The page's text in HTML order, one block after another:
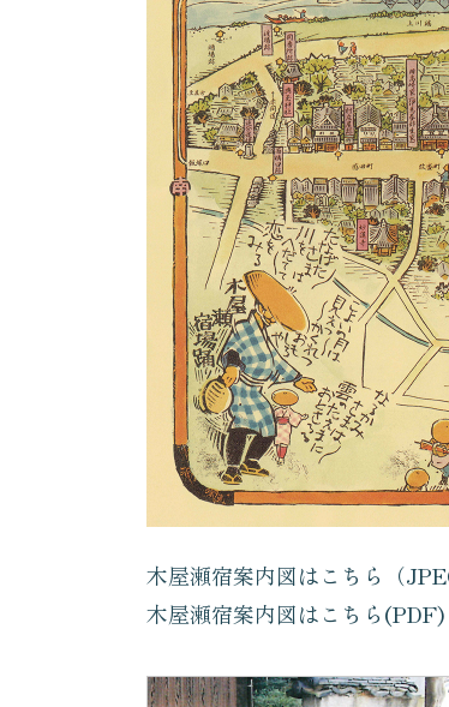
木屋瀬宿案内図はこちら（
木屋瀬宿案内図はこちら(PDF)